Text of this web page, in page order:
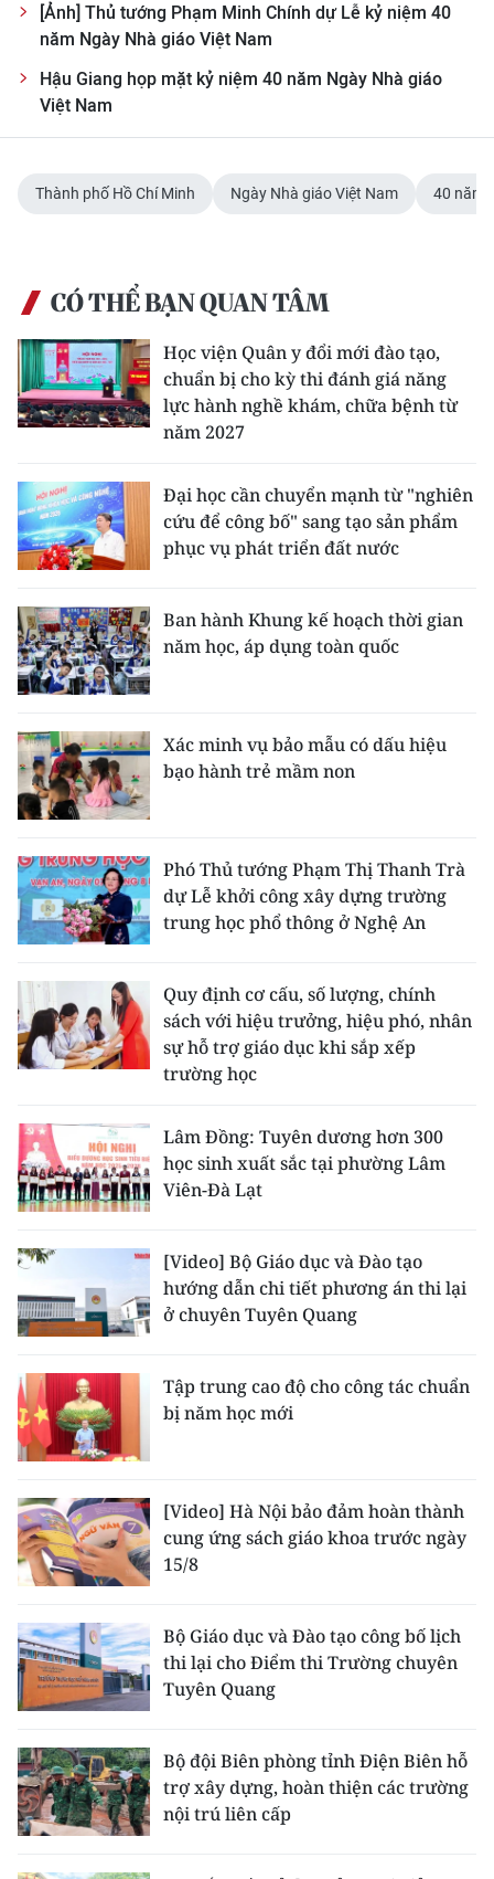
[Ảnh] Thủ tướng Phạm Minh Chính dự Lễ kỷ niệm 40
năm Ngày Nhà giáo Việt Nam
Hậu Giang họp mặt kỷ niệm 40 năm Ngày Nhà giáo
Việt Nam
Thành phố Hồ Chí Minh Ngày Nhà giáo Việt Nam 40 năm
CÓ THỂ BẠN QUAN TÂM
Học viện Quân y đổi mới đào tạo,
chuẩn bị cho kỳ thi đánh giá năng
lực hành nghề khám, chữa bệnh từ
năm 2027
Đại học cần chuyển mạnh từ "nghiên
cứu để công bố" sang tạo sản phẩm
phục vụ phát triển đất nước
Ban hành Khung kế hoạch thời gian
năm học, áp dụng toàn quốc
Xác minh vụ bảo mẫu có dấu hiệu
bạo hành trẻ mầm non
Phó Thủ tướng Phạm Thị Thanh Trà
dự Lễ khởi công xây dựng trường
trung học phổ thông ở Nghệ An
Quy định cơ cấu, số lượng, chính
sách với hiệu trưởng, hiệu phó, nhân
sự hỗ trợ giáo dục khi sắp xếp
trường học
Lâm Đồng: Tuyên dương hơn 300
học sinh xuất sắc tại phường Lâm
Viên-Đà Lạt
[Video] Bộ Giáo dục và Đào tạo
hướng dẫn chi tiết phương án thi lại
ở chuyên Tuyên Quang
Tập trung cao độ cho công tác chuẩn
bị năm học mới
[Video] Hà Nội bảo đảm hoàn thành
cung ứng sách giáo khoa trước ngày
15/8
Bộ Giáo dục và Đào tạo công bố lịch
thi lại cho Điểm thi Trường chuyên
Tuyên Quang
Bộ đội Biên phòng tỉnh Điện Biên hỗ
trợ xây dựng, hoàn thiện các trường
nội trú liên cấp